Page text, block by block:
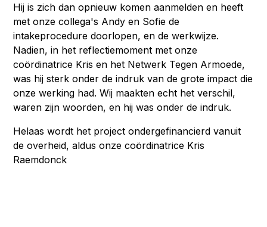
Hij is zich dan opnieuw komen aanmelden en heeft
met onze collega's Andy en Sofie de
intakeprocedure doorlopen, en de werkwijze.
Nadien, in het reflectiemoment met onze
coördinatrice Kris en het Netwerk Tegen Armoede,
was hij sterk onder de indruk van de grote impact die
onze werking had. Wij maakten echt het verschil,
waren zijn woorden, en hij was onder de indruk.
Helaas wordt het project ondergefinancierd vanuit
de overheid, aldus onze coördinatrice Kris
Raemdonck